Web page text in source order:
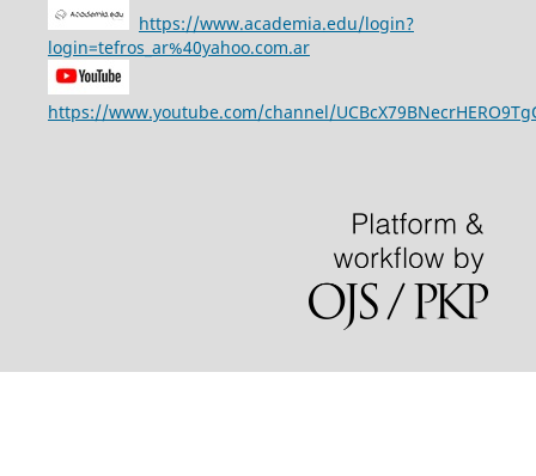
https://www.academia.edu/login?
login=tefros_ar%40yahoo.com.ar
https://www.youtube.com/channel/